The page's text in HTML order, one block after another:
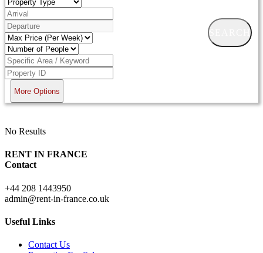
SEARCH
More Options
No Results
RENT IN FRANCE
Contact
+44 208 1443950
admin@rent-in-france.co.uk
Useful Links
Contact Us